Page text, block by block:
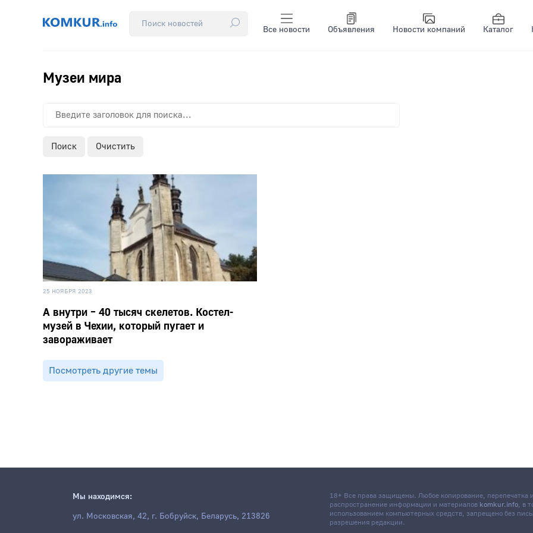
Все новости Объявления Новости компаний Каталог
Музеи мира
Поиск Очистить
25 НОЯБРЯ 2023
А внутри – 40 тысяч скелетов. Костел-
музей в Чехии, который пугает и
завораживает
Посмотреть другие темы
Мы находимся:
ул. Московская, 42, г. Бобруйск, Беларусь, 213826
18+ Все права защищены. Любое копирование, перепечатка
распространение информации и материалов komkur.info, в
использованием компьютерных средств, запрещено без
разрешения редакции.